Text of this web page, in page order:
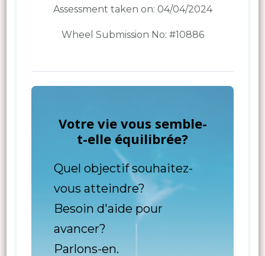
Assessment taken on: 04/04/2024
Wheel Submission No: #10886
Votre vie vous semble-
t-elle équilibrée?
Quel objectif souhaitez-
vous atteindre?
Besoin d'aide pour
avancer?
Parlons-en.